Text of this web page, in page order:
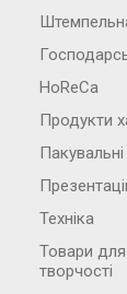
HoReCa
Продукти
Техніка
Товари
творчості